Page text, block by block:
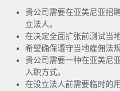
实体设立
快速建立合规实体
人员调配与搬迁
轻松搬迁员工
福利
As the global workforce
to the demands of today’s labor
了解更多
What a Workday global
actually looks like
贵公司需要在亚美尼亚招
立法人。
在决定全面扩张前测试当
希望确保遵守当地雇佣法
贵公司需要一种在亚美尼
入职方式。
在设立法人前需要临时的